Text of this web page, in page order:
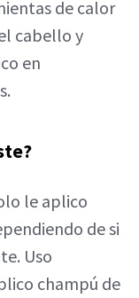
de calor
cabello y
en
le aplico
de si
Uso
champú de